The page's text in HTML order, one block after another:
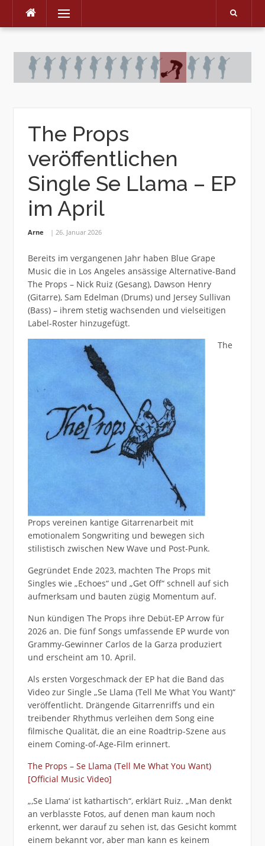
Skip
Menu
The Props
veröffentlichen
Single Se Llama – EP
im April
Arne 26. Januar 2026
Bereits im vergangenen Jahr haben Blue Grape
Music die in Los Angeles ansässige Alternative-Band
The Props – Nick Ruiz (Gesang), Dawson Henry
(Gitarre), Sam Edelman (Drums) und Jersey Sullivan
(Bass) – ihrem stetig wachsenden und vielseitigen
Label-Roster hinzugefügt.
The
Props vereinen kantige Gitarrenarbeit mit
emotionalem Songwriting und bewegen sich
stilistisch zwischen New Wave und Post-Punk.
Gegründet Ende 2023, machten The Props mit
Singles wie „Echoes“ und „Get Off“ schnell auf sich
aufmerksam und bauten zügig Momentum auf.
Nun kündigen The Props ihre Debüt-EP Arrow für
2026 an. Die fünf Songs umfassende EP wurde von
Grammy-Gewinner Carlos de la Garza produziert
und erscheint am 10. April.
Als ersten Vorgeschmack der EP hat die Band das
Video zur Single „Se Llama (Tell Me What You Want)“
veröffentlicht. Drängende Gitarrenriffs und ein
treibender Rhythmus verleihen dem Song eine
filmische Qualität, die an eine Roadtrip-Szene aus
einem Coming-of-Age-Film erinnert.
The Props – Se Llama (Tell Me What You Want)
[Official Music Video]
„‚Se Llama‘ ist kathartisch“, erklärt Ruiz. „Man denkt
an verblasste Fotos, auf denen man kaum noch
erkennt, wer darauf zu sehen ist, das Gesicht kommt
einem bekannt vor, aber man kann es keinem